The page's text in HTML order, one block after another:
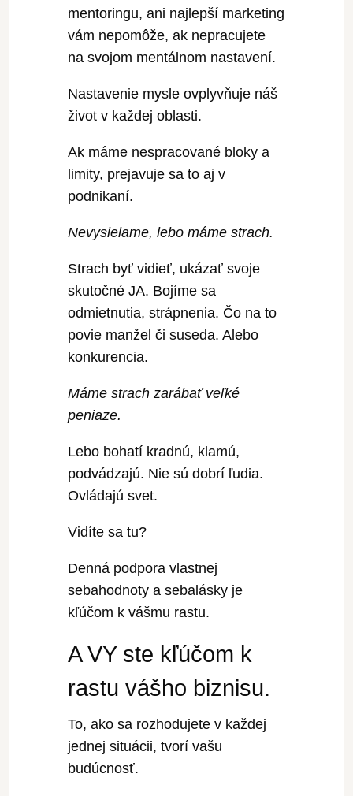
mentoringu, ani najlepší marketing
vám nepomôže, ak nepracujete
na svojom mentálnom nastavení.
Nastavenie mysle ovplyvňuje náš
život v každej oblasti.
Ak máme nespracované bloky a
limity, prejavuje sa to aj v
podnikaní.
Nevysielame, lebo máme strach.
Strach byť vidieť, ukázať svoje
skutočné JA. Bojíme sa
odmietnutia, strápnenia. Čo na to
povie manžel či suseda. Alebo
konkurencia.
Máme strach zarábať veľké
peniaze.
Lebo bohatí kradnú, klamú,
podvádzajú. Nie sú dobrí ľudia.
Ovládajú svet.
Vidíte sa tu?
Denná podpora vlastnej
sebahodnoty a sebalásky je
kľúčom k vášmu rastu.
A VY ste kľúčom k
rastu vášho biznisu.
To, ako sa rozhodujete v každej
jednej situácii, tvorí vašu
budúcnosť.